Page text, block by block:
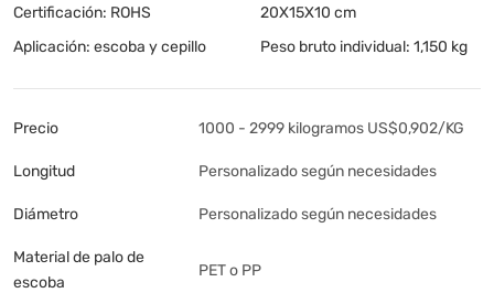
Certificación: ROHS
Aplicación: escoba y cepillo
20X15X10 cm
Peso bruto individual: 1,150 kg
Precio 1000 - 2999 kilogramos US$0,902/KG
Longitud Personalizado según necesidades
Diámetro Personalizado según necesidades
Material de palo de
escoba
PET o PP